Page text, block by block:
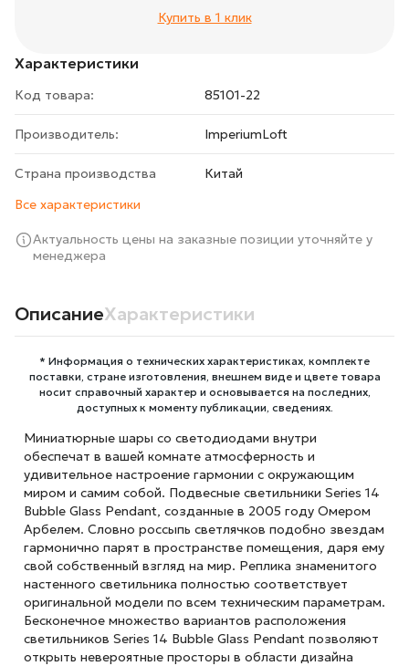
Характеристики
Код товара: 85101-22
Производитель: ImperiumLoft
Страна производства
Китай
Все характеристики
Актуальность цены на заказные позиции уточняйте у
менеджера
Купить в 1 клик
ОписаниеХарактеристики
* Информация о технических характеристиках, комплекте
поставки, стране изготовления, внешнем виде и цвете товара
носит справочный характер и основывается на последних,
доступных к моменту публикации, сведениях.
Миниатюрные шары со светодиодами внутри
обеспечат в вашей комнате атмосферность и
удивительное настроение гармонии с окружающим
миром и самим собой. Подвесные светильники Series 14
Bubble Glass Pendant, созданные в 2005 году Омером
Арбелем. Словно россыпь светлячков подобно звездам
гармонично парят в пространстве помещения, даря ему
свой собственный взгляд на мир. Реплика знаменитого
настенного светильника полностью соответствует
оригинальной модели по всем техническим параметрам.
Бесконечное множество вариантов расположения
светильников Series 14 Bubble Glass Pendant позволяют
открыть невероятные просторы в области дизайна